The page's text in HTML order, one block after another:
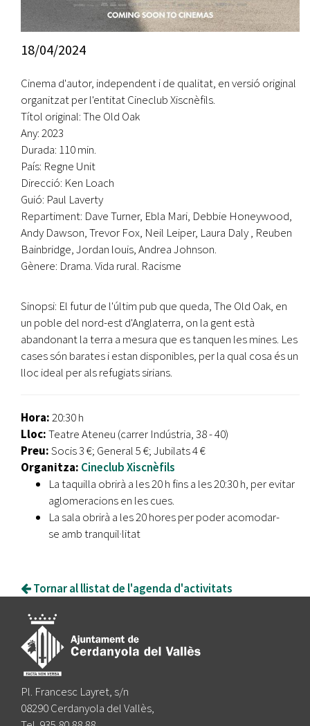
18/04/2024
Cinema d'autor, independent i de qualitat, en versió original
organitzat per l'entitat Cineclub Xiscnèfils.
Títol original: The Old Oak
Any: 2023
Durada: 110 min.
País: Regne Unit
Direcció: Ken Loach
Guió: Paul Laverty
Repartiment: Dave Turner, Ebla Mari, Debbie Honeywood,
Andy Dawson, Trevor Fox, Neil Leiper, Laura Daly , Reuben
Bainbridge, Jordan louis, Andrea Johnson.
Gènere: Drama. Vida rural. Racisme
Sinopsi: El futur de l'últim pub que queda, The Old Oak, en
un poble del nord-est d'Anglaterra, on la gent està
abandonant la terra a mesura que es tanquen les mines. Les
cases són barates i estan disponibles, per la qual cosa és un
lloc ideal per als refugiats sirians.
Hora:20:30 h
Lloc:Teatre Ateneu (carrer Indústria, 38 - 40)
Preu:Socis 3 €; General 5 €; Jubilats 4 €
Organitza: CineclubXiscnèfils
La taquilla obrirà a les 20 h fins a les 20:30 h, per evitar
aglomeracions en les cues.
La sala obrirà a les 20 hores per poder acomodar-
se amb tranquil·litat
Tornar al llistat de l'agenda d'activitats
Pl. Francesc Layret, s/n
08290 Cerdanyola del Vallès,